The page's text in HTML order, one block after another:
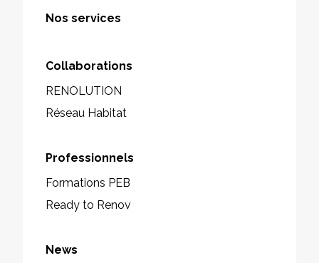
Nos services
Collaborations
RENOLUTION
Réseau Habitat
Professionnels
Formations PEB
Ready to Renov
News